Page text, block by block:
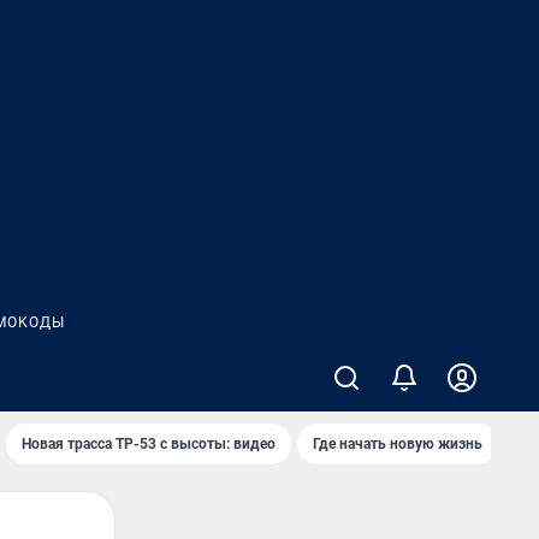
Новая трасса ТР-53 с высоты: видео Где начать новую жизнь